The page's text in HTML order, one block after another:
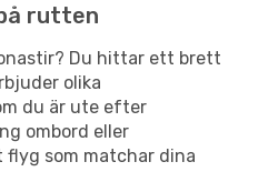
rutten
Du hittar ett brett
olika
du är ute efter
ombord eller
som matchar dina